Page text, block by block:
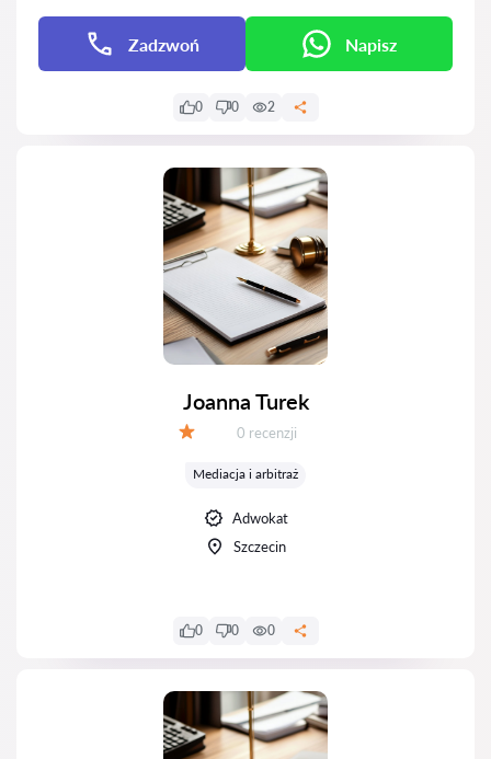
Zadzwoń Napisz
0 0 2
Joanna Turek
Recenzji:
0 recenzji
Mediacja i arbitraż
Adwokat
Szczecin
0 0 0